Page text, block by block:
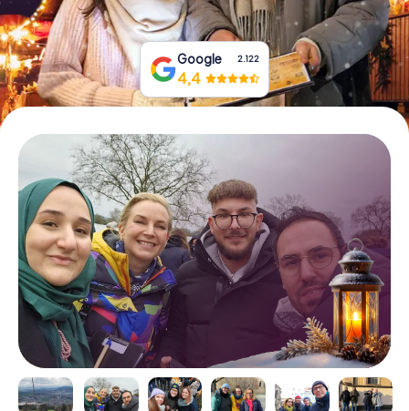
Gutscheine bestellen
Google 2.122
4,4